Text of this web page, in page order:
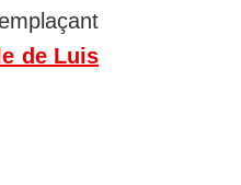
de Luis